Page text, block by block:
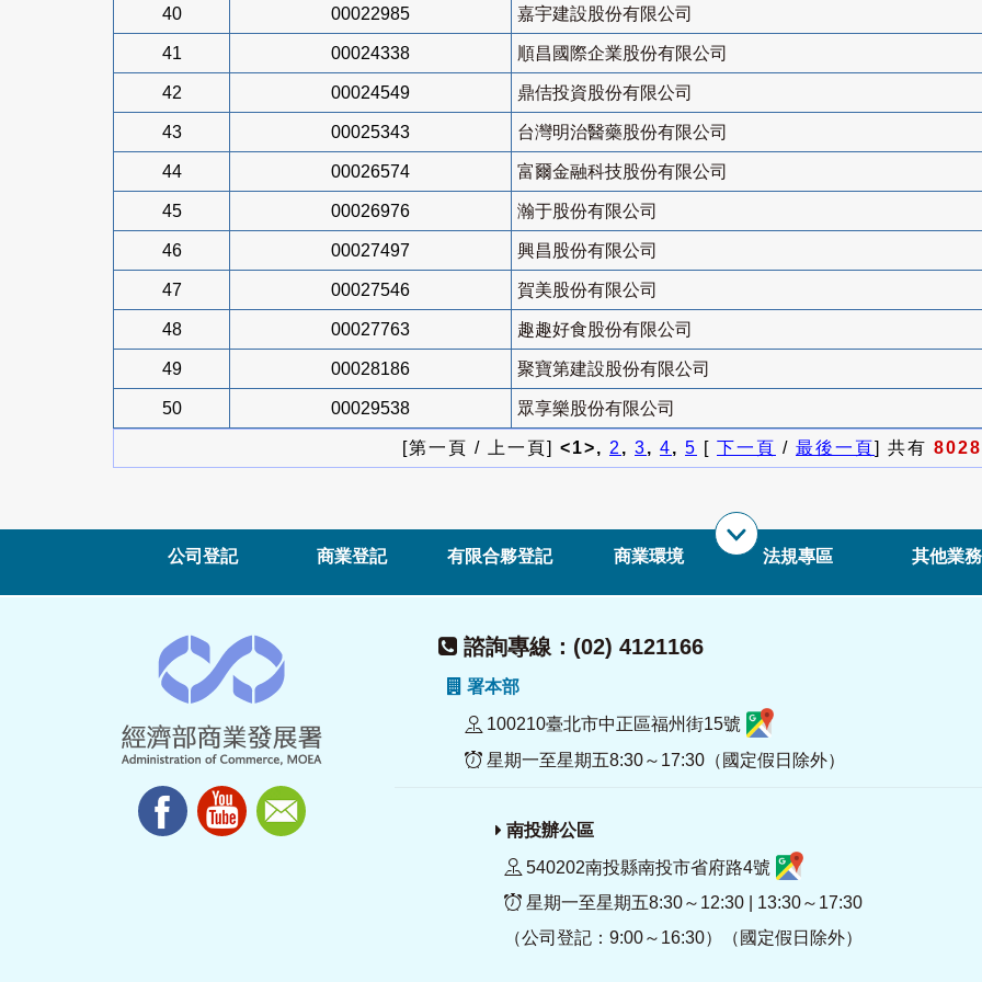
40 00022985 嘉宇建設股份有限公司
41 00024338 順昌國際企業股份有限公司
42 00024549 鼎佶投資股份有限公司
43 00025343 台灣明治醫藥股份有限公司
44 00026574 富爾金融科技股份有限公司
45 00026976 瀚于股份有限公司
46 00027497 興昌股份有限公司
47 00027546 賀美股份有限公司
48 00027763 趣趣好食股份有限公司
49 00028186 聚寶第建設股份有限公司
50 00029538 眾享樂股份有限公司
[第一頁 / 上一頁] <1>, 2, 3, 4, 5 [ 下一頁 / 最後一頁] 共有 8028
公司登記 商業登記 有限合夥登記 商業環境 法規專區 其他業務
諮詢專線：(02) 4121166
署本部
100210臺北市中正區福州街15號
星期一至星期五8:30～17:30（國定假日除外）
南投辦公區
540202南投縣南投市省府路4號
星期一至星期五8:30～12:30 | 13:30～17:30
（公司登記：9:00～16:30）（國定假日除外）